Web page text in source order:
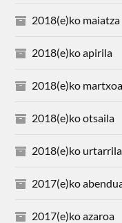
2018(e)ko maiatza
2018(e)ko apirila
2018(e)ko martxoa
2018(e)ko otsaila
2018(e)ko urtarrila
2017(e)ko
2017(e)ko azaroa